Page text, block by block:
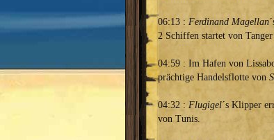
06:13 : Ferdinand Magellan
2 Schiffen startet von
04:59 : Im Hafen von
prächtige Handelsflotte von
04:32 : Flugigel´s Klipper
von Tunis.